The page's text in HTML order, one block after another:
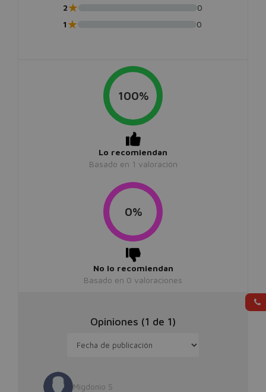
2★
0
1★ 0
100%
Lo recomiendan
Basado en 1 valoración
0%
No lo recomiendan
Basado en 0 valoraciones
Opiniones (1 de 1)
Migdonio S